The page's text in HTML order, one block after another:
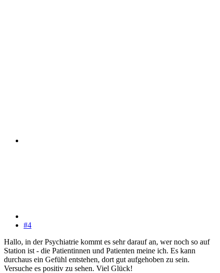
#4
Hallo, in der Psychiatrie kommt es sehr darauf an, wer noch so auf
Station ist - die Patientinnen und Patienten meine ich. Es kann
durchaus ein Gefühl entstehen, dort gut aufgehoben zu sein.
Versuche es positiv zu sehen. Viel Glück!